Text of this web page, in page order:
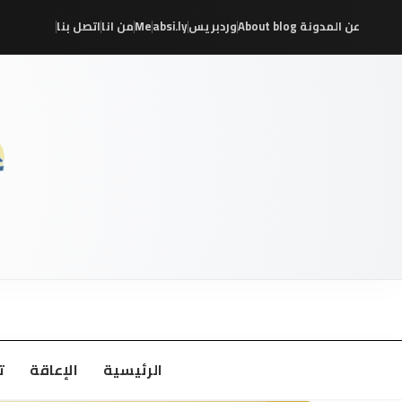
عن المدونة About blog /وردبريس/
absi.ly
/
Me
/من انا/اتصل بنا/
الرئيسية الإعاقة